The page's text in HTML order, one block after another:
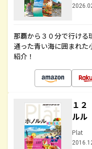
那覇から３０分で行ける
通った青い海に囲まれ
紹介！
１
ルル
Plat